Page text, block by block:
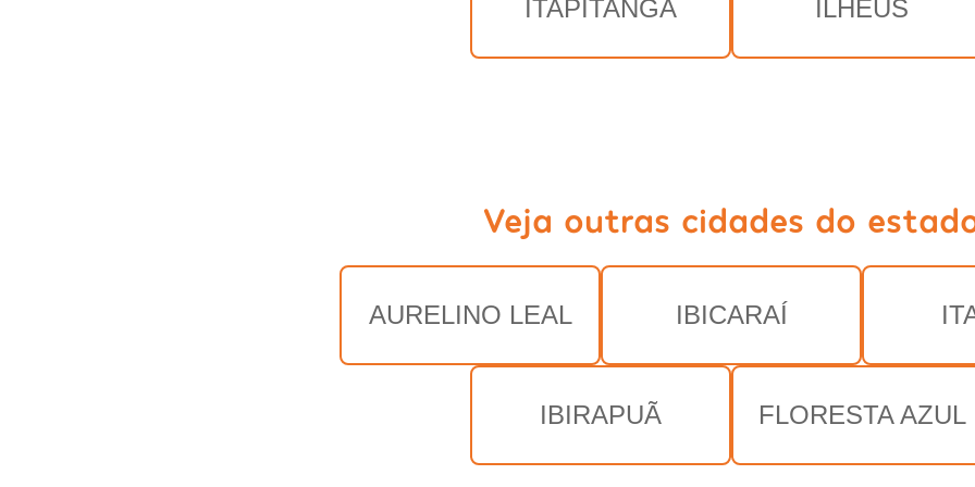
ITAPITANGA ILHÉUS
Veja outras cidades do
AURELINO LEAL IBICARAÍ
IBIRAPUÃ FLORESTA AZUL